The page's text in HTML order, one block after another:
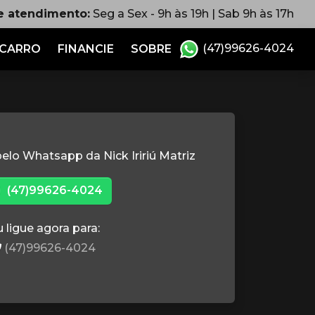
atendimento: Seg a Sex - 9h às 19h | Sab 9h às 17h
FINANCIE SOBRE (47)99626-4024
Whatsapp da Nick Iririú Matriz
(47)99626-4024
ligue agora para:
(47)99626-4024